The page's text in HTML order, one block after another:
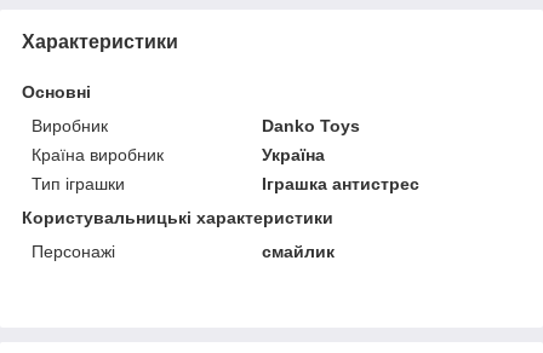
Характеристики
Основні
Виробник
Danko Toys
Країна виробник
Україна
Тип іграшки
Іграшка антистрес
Користувальницькі характеристики
Персонажі
смайлик